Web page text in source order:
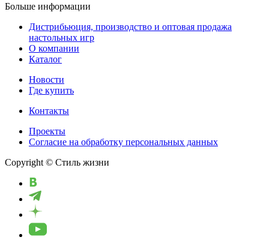
Больше информации
Дистрибьюция, производство и оптовая продажа
настольных игр
О компании
Каталог
Новости
Где купить
Контакты
Проекты
Cогласие на обработку персональных данных
Copyright © Стиль жизни